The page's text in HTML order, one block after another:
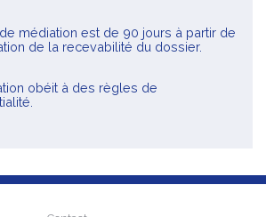
médiation est de 90 jours à partir de
de la recevabilité du dossier.
obéit à des règles de